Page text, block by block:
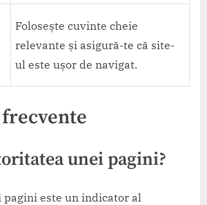
Folosește cuvinte cheie
relevante și asigură-te că site-
ul este ușor de navigat.
unei pagini?
este un indicator al